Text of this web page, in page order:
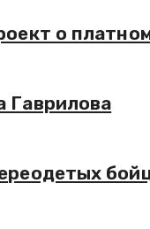
о
Гаврилова